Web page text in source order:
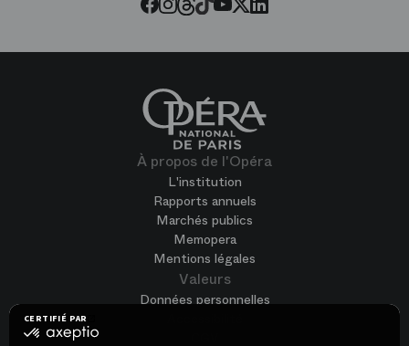
CERTIFIÉ PAR
certifié
À propos de l'Opéra
L'institution
Rapports annuels
Marchés publics
Memopera
Mentions légales
Valeurs
Données personnelles